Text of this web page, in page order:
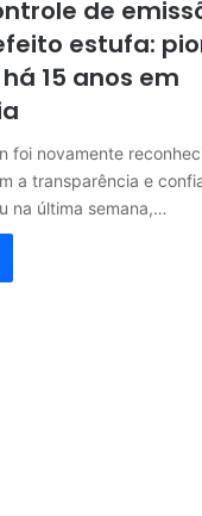
de
estufa:
15 anos em
foi novamente
a transparência e
na última semana,…